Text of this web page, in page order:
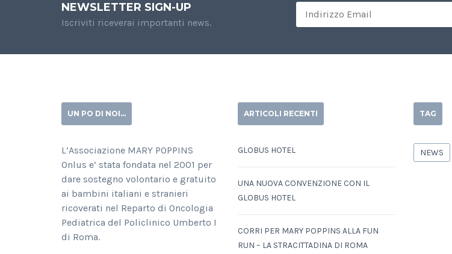
NEWSLETTER SIGN-UP
Iscriviti riceverai importanti news.
UN PO DI NOI…
L’Associazione MARY POPPINS
Onlus e’ stata fondata nel 2001 per
dare sostegno volontario e gratuito
ai bambini italiani e stranieri
ricoverati nel Reparto di Oncologia
Pediatrica del Policlinico Umberto I
di Roma.
ARTICOLI RECENTI
GLOBUS HOTEL
UNA NUOVA CONVENZIONE CON IL
GLOBUS HOTEL
CORRI PER MARY POPPINS ALLA FUN
RUN – LA STRACITTADINA DI ROMA
TAG
NEWS